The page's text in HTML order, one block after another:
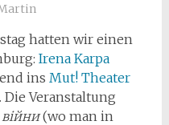
hatten wir einen
Irena Karpa
ins Mut! Theater
Veranstaltung
(wo man in